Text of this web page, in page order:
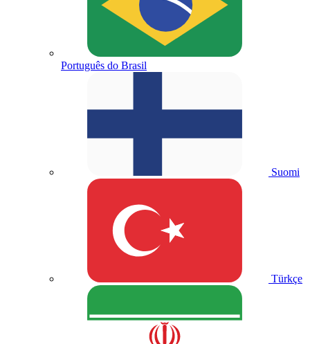
Português do Brasil
Suomi
Türkçe